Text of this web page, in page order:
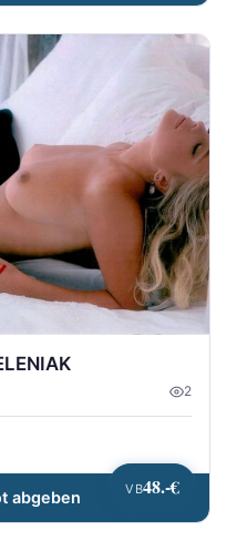
VB48.-€
2
abgeben